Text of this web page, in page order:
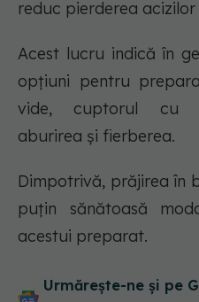
reduc pierderea
Acest lucru indică în
opțiuni pentru
vide, cuptorul cu
aburirea și fierberea.
Dimpotrivă, prăjirea în
puțin sănătoasă
acestui preparat.
Urmărește-ne și pe